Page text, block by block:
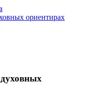
ориентирах